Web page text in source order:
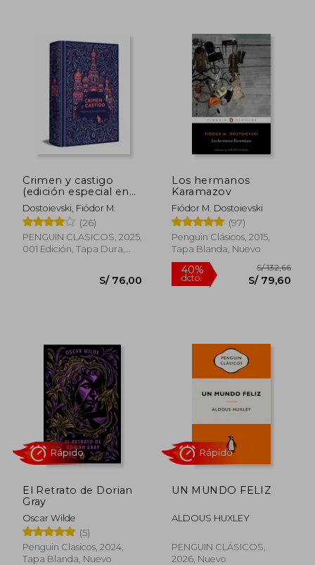
55%
dcto. S/ 80,90
40%
dcto.
Crimen y castigo
(edición especial en
tapa dura)
Dostoievski, Fiódor M.
(26)
PENGUIN CLASICOS, 2025,
001 Edición, Tapa Dura,
S/ 76,00
Los hermanos
Karamazov
Fiódor M. Dostoievski
(97)
Penguin Clásicos, 2015,
Tapa Blanda, Nuevo
40%
El Retrato de Dorian
Gray
Oscar Wilde
(5)
Penguin Clasicos, 2024,
Tapa Blanda, Nuevo
UN MUNDO FELIZ
ALDOUS HUXLEY
PENGUIN CLÁSICOS,
2026, Nuevo